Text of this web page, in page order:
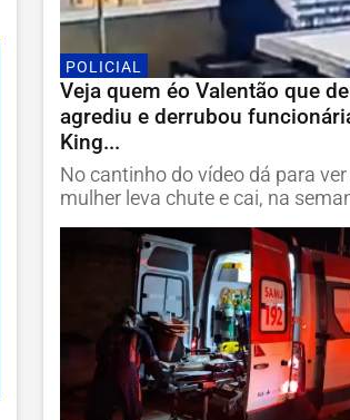
POLICIAL
Veja quem éo Valentão que
agrediu e derrubou
King...
No cantinho do vídeo dá para
mulher leva chute e cai, na